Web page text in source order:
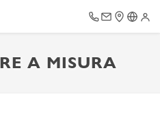
A MISURA